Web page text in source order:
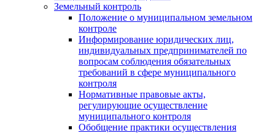
Земельный контроль
Положение о муниципальном земельном
контроле
Информирование юридических лиц,
индивидуальных предпринимателей по
вопросам соблюдения обязательных
требований в сфере муниципального
контроля
Нормативные правовые акты,
регулирующие осуществление
муниципального контроля
Обобщение практики осуществления